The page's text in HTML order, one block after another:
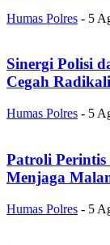
Humas Polres - 5
Sinergi Polisi
Cegah
Humas Polres - 5
Patroli Perintis
Menjaga
Humas Polres - 5